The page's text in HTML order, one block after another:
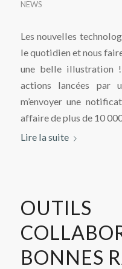
NEWS
Les nouvelles
le quotidien et nous
une belle illustration
actions lancées par
m’envoyer une
affaire de plus de 10
Lire la suite
OUTILS
BONNES